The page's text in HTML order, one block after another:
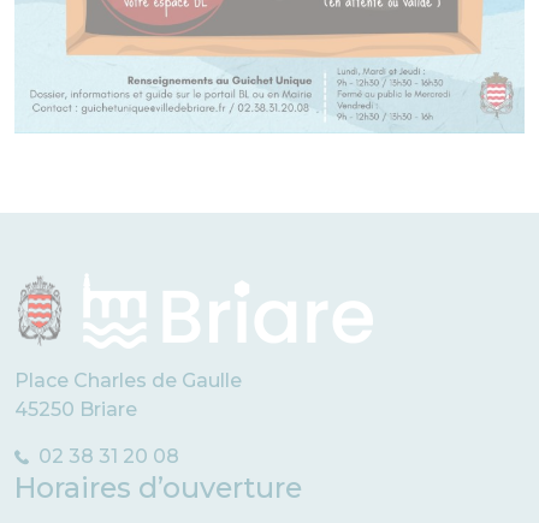
Place Charles de Gaulle
45250 Briare
02 38 31 20 08
Horaires d’ouverture